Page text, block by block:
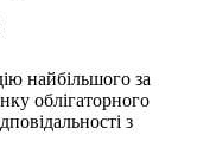
найбільшого за
облігаторного
з